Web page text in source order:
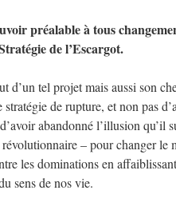
préalable à tous
de l’Escargot.
d’un tel projet mais aussi son
de rupture, et non pas
abandonné l’illusion qu’il
– pour changer le
les dominations en
sens de nos vie.